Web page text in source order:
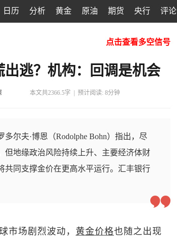
日历 分析 黄金 原油 期货 央行 评论
点击查看多空信号
逃？机构：回调是机会
本文共2366.5字 |预计阅读: 8分钟
尔夫·博恩（Rodolphe Bohn）指出，尽
但地缘政治风险持续上升、主要经济体财
共同支撑金价在更高水平运行。汇丰银行
市场剧烈波动， 黄金价格也随之出现